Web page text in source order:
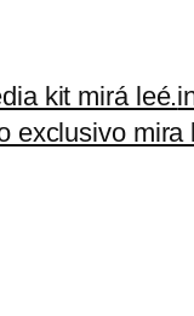
kit mirá leé.
exclusivo mira